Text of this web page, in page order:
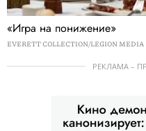
«Игра на понижение»
EVERETT COLLECTION/LEGION MEDIA
РЕКЛАМА –